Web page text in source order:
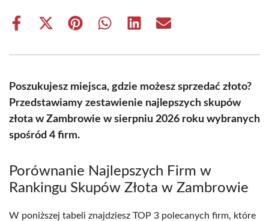
Share
Share
(Twitter)
Share Share Share Share
Poszukujesz miejsca, gdzie możesz sprzedać złoto?
Przedstawiamy zestawienie najlepszych skupów
złota w Zambrowie w sierpniu 2026 roku wybranych
spośród 4 firm.
Porównanie Najlepszych Firm w
Rankingu Skupów Złota w Zambrowie
W poniższej tabeli znajdziesz TOP 3 polecanych firm, które